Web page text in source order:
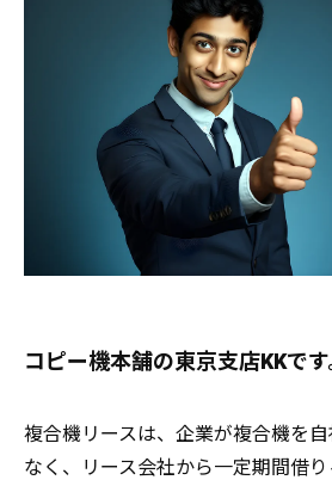
コピー機本舗の東京支店KKです
複合機リースは、企業が複合機を
なく、リース会社から一定期間借り